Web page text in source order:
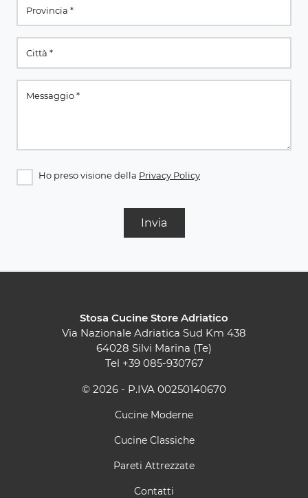
Ho preso visione della Privacy Policy
Invia
Stosa Cucine Store Adriatico
Via Nazionale Adriatica Sud Km 438
64028 Silvi Marina (Te)
Tel +39 085-930767
© 2026 - P.IVA 00250140670
Cucine Moderne
Cucine Classiche
Pareti Attrezzate
Contatti